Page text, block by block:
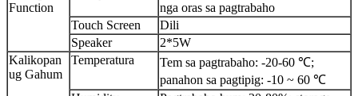
Function
nga oras sa pagtrabaho
Touch Screen
Dili
Speaker
2*5W
Kalikopan
ug Gahum
Temperatura
Tem sa pagtrabaho: -20-60 ℃;
panahon sa pagtipig: -10 ~ 60 ℃